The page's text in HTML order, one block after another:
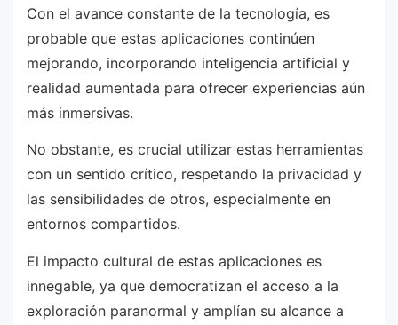
Con el avance constante de la tecnología, es
probable que estas aplicaciones continúen
mejorando, incorporando inteligencia artificial y
realidad aumentada para ofrecer experiencias aún
más inmersivas.
No obstante, es crucial utilizar estas herramientas
con un sentido crítico, respetando la privacidad y
las sensibilidades de otros, especialmente en
entornos compartidos.
El impacto cultural de estas aplicaciones es
innegable, ya que democratizan el acceso a la
exploración paranormal y amplían su alcance a